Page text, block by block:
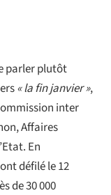
parler plutôt
« la fin janvier »,
inter
Affaires
En
défilé le 12
de 30 000